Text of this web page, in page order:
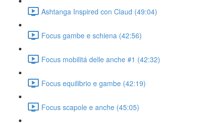
Ashtanga Inspired con Claud (49:04)
Focus gambe e schiena (42:56)
Focus mobilitá delle anche #1 (42:32)
Focus equilibrio e gambe (42:19)
Focus scapole e anche (45:05)